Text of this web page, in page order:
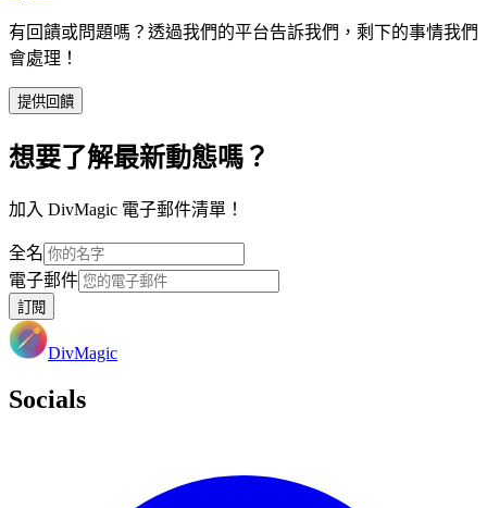
有回饋或問題嗎？透過我們的平台告訴我們，剩下的事情我們
會處理！
提供回饋
想要了解最新動態嗎？
加入 DivMagic 電子郵件清單！
全名
電子郵件
訂閱
DivMagic
Socials